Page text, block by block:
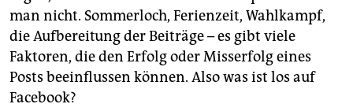
man nicht. Sommerloch, Ferienzeit, Wahlkampf,
die Aufbereitung der Beiträge – es gibt viele
Faktoren, die den Erfolg oder Misserfolg eines
Posts beeinflussen können. Also was ist los auf
Facebook?